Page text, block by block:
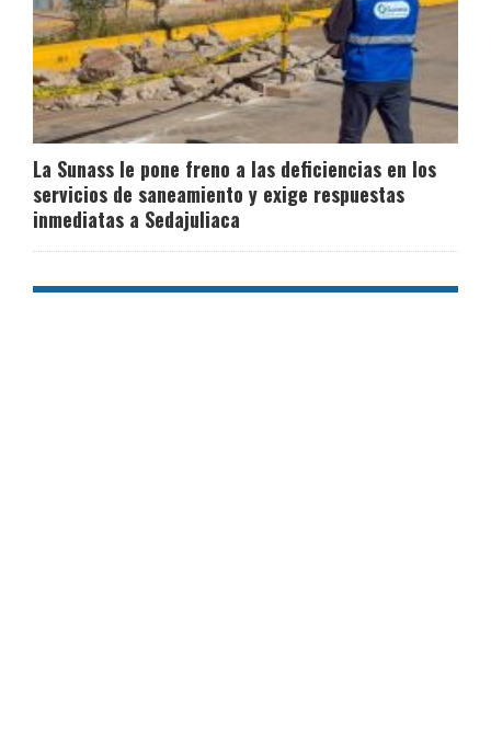
La Sunass le pone freno a las deficiencias en los
servicios de saneamiento y exige respuestas
inmediatas a Sedajuliaca